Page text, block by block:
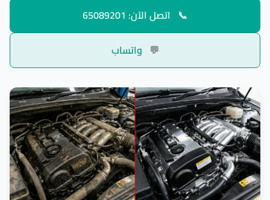
📞 اتصل الآن: 65089201
💬 واتساب